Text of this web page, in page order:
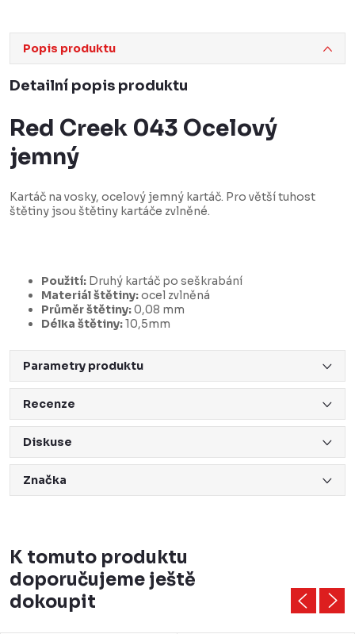
Popis produktu
Detailní popis produktu
Red Creek 043 Ocelový
jemný
Kartáč na vosky, ocelový jemný kartáč. Pro větší tuhost
štětiny jsou štětiny kartáče zvlněné.
Použití: Druhý kartáč po seškrabání
Materiál štětiny:ocel zvlněná
Průměr štětiny:0,08 mm
Délka štětiny:10,5mm
Parametry produktu
Recenze
Diskuse
Značka
K tomuto produktu
doporučujeme ještě
dokoupit